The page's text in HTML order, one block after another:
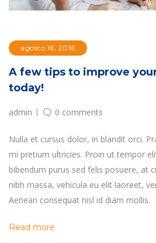
agosto 16, 2016
A few tips to improve
today!
admin 0 comments
Nulla et cursus dolor, in blandit orci.
mi pretium ultricies. Proin ut tempor
bibendum purus sed felis posuere, at
nibh massa, vehicula eu elit laoreet,
Aenean consequat nisl id diam mollis.
Read more